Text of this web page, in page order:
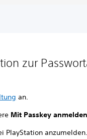
zur
an.
Mit Passkey anmelden
PlayStation anzumelden.